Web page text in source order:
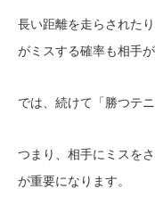
長い距離を走らされた
がミスする確率も相手
では、続けて「勝つテ
つまり、相手にミスを
が重要になります。